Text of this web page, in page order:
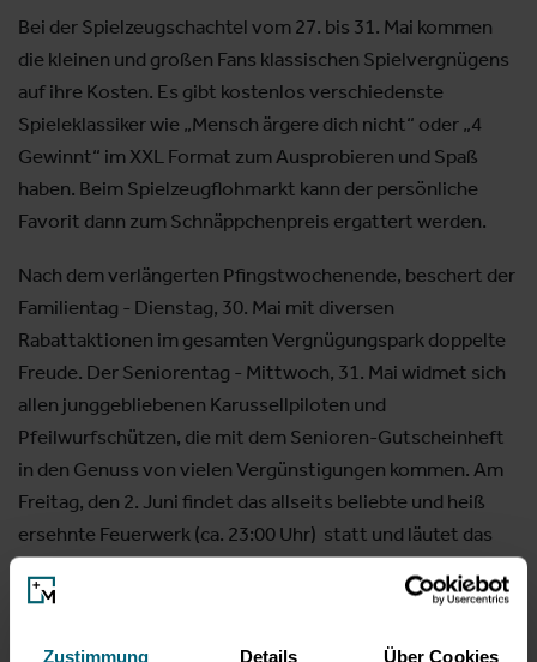
Zustimmung Details Über Cookies
Bei der Spielzeugschachtel vom 27. bis 31. Mai kommen
die kleinen und großen Fans klassischen Spielvergnügens
auf ihre Kosten. Es gibt kostenlos verschiedenste
Spieleklassiker wie „Mensch ärgere dich nicht“ oder „4
Gewinnt“ im XXL Format zum Ausprobieren und Spaß
haben. Beim Spielzeugflohmarkt kann der persönliche
Favorit dann zum Schnäppchenpreis ergattert werden.
Nach dem verlängerten Pfingstwochenende, beschert der
Familientag - Dienstag, 30. Mai mit diversen
Rabattaktionen im gesamten Vergnügungspark doppelte
Freude. Der Seniorentag - Mittwoch, 31. Mai widmet sich
allen junggebliebenen Karussellpiloten und
Pfeilwurfschützen, die mit dem Senioren-Gutscheinheft
in den Genuss von vielen Vergünstigungen kommen. Am
Freitag, den 2. Juni findet das allseits beliebte und heiß
ersehnte Feuerwerk (ca. 23:00 Uhr) statt und läutet das
zweite DULT-Wochenende ein.
Messezentrum. Und egal ob strahlender Sonnenschein